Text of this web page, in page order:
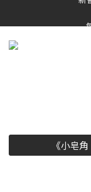
《小皂